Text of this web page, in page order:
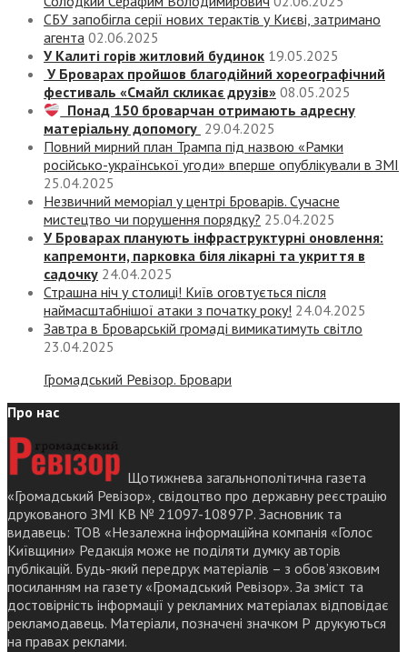
СБУ запобігла серії нових терактів у Києві, затримано
агента 02.06.2025
У Калиті горів житловий будинок 19.05.2025
У Броварах пройшов благодійний хореографічний
фестиваль «Смайл скликає друзів» 08.05.2025
Понад 150 броварчан отримають адресну
матеріальну допомогу 29.04.2025
Повний мирний план Трампа під назвою «‎Рамки
російсько-української угоди» вперше опублікували в ЗМІ
25.04.2025
Незвичний меморіал у центрі Броварів. Сучасне
мистецтво чи порушення порядку? 25.04.2025
У Броварах планують інфраструктурні оновлення:
капремонти, парковка біля лікарні та укриття в
садочку 24.04.2025
Страшна ніч у столиці! Київ оговтується після
наймасштабнішої атаки з початку року! 24.04.2025
Завтра в Броварській громаді вимикатимуть світло
23.04.2025
Громадський Ревізор. Бровари
Про нас
Щотижнева загальнополітична газета
«Громадський Ревізор», свідоцтво про державну реєстрацію
друкованого ЗМІ КВ № 21097-10897Р. Засновник та
видавець: ТОВ «Незалежна інформаційна компанія «Голос
Київщини» Редакція може не поділяти думку авторів
публікацій. Будь-який передрук матеріалів – з обов’язковим
посиланням на газету «Громадський Ревізор». За зміст та
достовірність інформації у рекламних матеріалах відповідає
рекламодавець. Матеріали, позначені значком Р друкуються
на правах реклами.